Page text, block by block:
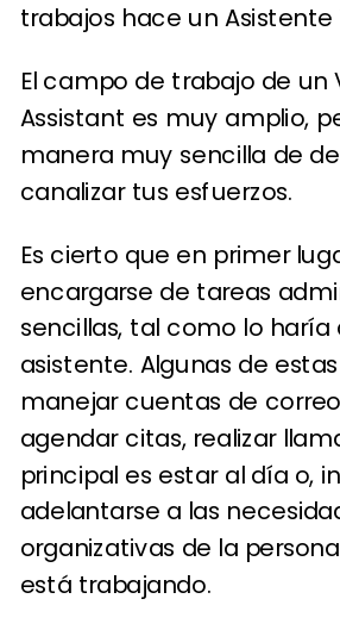
trabajos hace un Asistente
El campo de trabajo de un
Assistant es muy amplio,
manera muy sencilla de
canalizar tus esfuerzos.
Es cierto que en primer
encargarse de tareas
sencillas, tal como lo haría
asistente. Algunas de
manejar cuentas de
agendar citas, realizar
principal es estar al día o,
adelantarse a las
organizativas de la
está trabajando.